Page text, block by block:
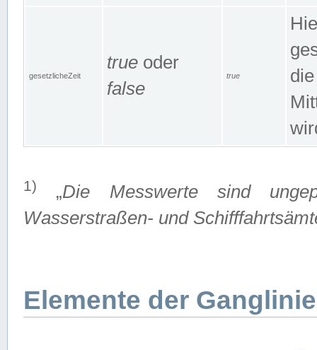
gesetzlicheZeit
true oder
false
true
1) „Die Messwerte sind
Wasserstraßen- und
Elemente der